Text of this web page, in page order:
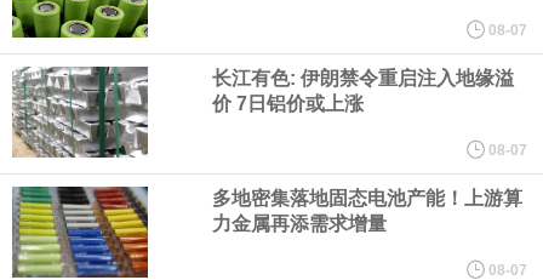
心技术等多项已商业化应用的核心技术并已应用于公司的高性能通
用人形机器人、四足机器人等产品。
美国总统特朗普6日否认他对国防部长赫格塞思不满，称对赫格塞思
所做的工作“非常满意”。特朗普在社交媒体上发帖称，一些媒体有关
他与赫格塞思就弹药短缺问题发生冲突的报道是“完全没有根据的谣
08-07
长江有色: 伊朗禁令重启注入地缘溢
价 7日铝价或上涨
08-07
多地密集落地固态电池产能！上游算
力金属再添需求增量
08-07